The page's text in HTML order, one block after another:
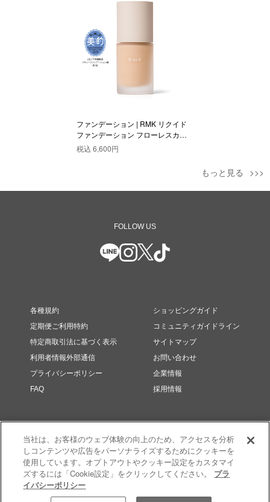
ファンデーション | RMK リクイド
ファンデーション フローレスカバ
レッジ プラス 201
税込 6,600円
もっと見る
FOLLOW US
各種規約
定期便ご利用特約
特定商取引法に基づく表示
利用者情報外部通信
プライバシーポリシー
FAQ
ショッピングガイド
コミュニティガイドライン
サイトマップ
お問い合わせ
企業情報
採用情報
当社は、お客様のウェブ体験の向上のため、アクセスを分析
しコンテンツや広告をパーソナライズするためにクッキーを
使用しています。オプトアウトやクッキー設定をカスタマイ
ズするには「Cookie設定」をクリックしてください。 プラ
イバシーポリシー